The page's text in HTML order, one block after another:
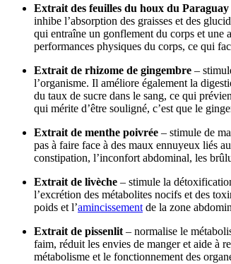
Extrait des feuilles du houx du Paraguay
inhibe l’absorption des graisses et des
qui entraîne un gonflement du corps et une
performances physiques du corps, ce qui
Extrait de rhizome de gingembre –
l’organisme. Il améliore également la
du taux de sucre dans le sang, ce qui
qui mérite d’être souligné, c’est que le
Extrait de menthe poivrée – stimule de
pas à faire face à des maux ennuyeux liés
constipation, l’inconfort abdominal, les
Extrait de livèche – stimule la
l’excrétion des métabolites nocifs et des
poids et l’amincissement de la zone
Extrait de pissenlit – normalise le
faim, réduit les envies de manger et aide à
métabolisme et le fonctionnement des